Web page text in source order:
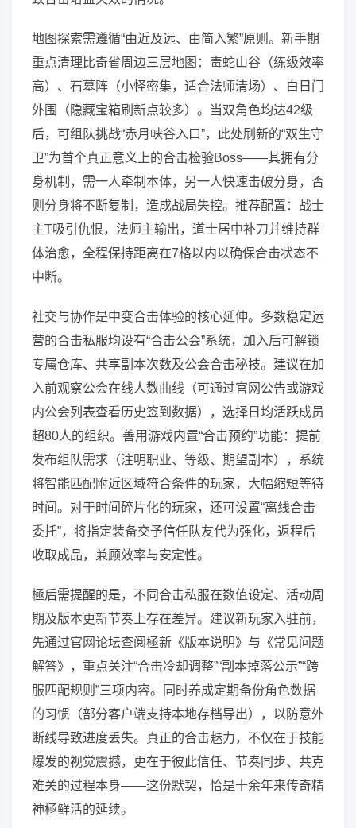
地图探索需遵循“由近及远、由简入繁”原则。新手期
重点清理比奇省周边三层地图：毒蛇山谷（练级效率
高）、石墓阵（小怪密集，适合法师清场）、白日门
外围（隐藏宝箱刷新点较多）。当双角色均达42级
后，可组队挑战“赤月峡谷入口”，此处刷新的“双生守
卫”为首个真正意义上的合击检验Boss——其拥有分
身机制，需一人牵制本体，另一人快速击破分身，否
则分身将不断复制，造成战局失控。推荐配置：战士
主T吸引仇恨，法师主输出，道士居中补刀并维持群
体治愈，全程保持距离在7格以内以确保合击状态不
中断。
社交与协作是中变合击体验的核心延伸。多数稳定运
营的合击私服均设有“合击公会”系统，加入后可解锁
专属仓库、共享副本次数及公会合击秘技。建议在加
入前观察公会在线人数曲线（可通过官网公告或游戏
内公会列表查看历史签到数据），选择日均活跃成员
超80人的组织。善用游戏内置“合击预约”功能：提前
发布组队需求（注明职业、等级、期望副本），系统
将智能匹配附近区域符合条件的玩家，大幅缩短等待
时间。对于时间碎片化的玩家，还可设置“离线合击
委托”，将指定装备交予信任队友代为强化，返程后
收取成品，兼顾效率与安定性。
極后需提醒的是，不同合击私服在数值设定、活动周
期及版本更新节奏上存在差异。建议新玩家入驻前，
先通过官网论坛查阅極新《版本说明》与《常见问题
解答》，重点关注“合击冷却调整”“副本掉落公示”“跨
服匹配规则”三项内容。同时养成定期备份角色数据
的习惯（部分客户端支持本地存档导出），以防意外
断线导致进度丢失。真正的合击魅力，不仅在于技能
爆发的视觉震撼，更在于彼此信任、节奏同步、共克
难关的过程本身——这份默契，恰是十余年来传奇精
神極鲜活的延续。